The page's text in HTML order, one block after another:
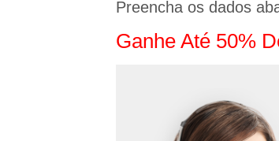
Preencha os dados
Ganhe Até 50%